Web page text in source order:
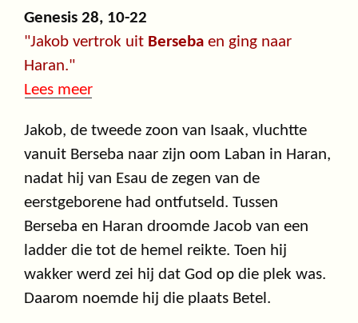
Genesis 28, 10-22
"Jakob vertrok uit Berseba en ging naar
Haran."
Lees meer
Jakob, de tweede zoon van Isaak, vluchtte
vanuit Berseba naar zijn oom Laban in Haran,
nadat hij van Esau de zegen van de
eerstgeborene had ontfutseld. Tussen
Berseba en Haran droomde Jacob van een
ladder die tot de hemel reikte. Toen hij
wakker werd zei hij dat God op die plek was.
Daarom noemde hij die plaats Betel.